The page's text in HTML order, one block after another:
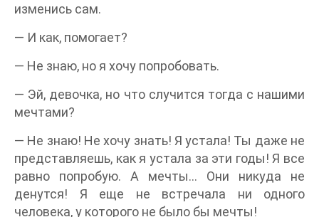
изменись сам.
— И как, помогает?
— Не знаю, но я хочу попробовать.
— Эй, девочка, но что случится тогда с нашими
мечтами?
— Не знаю! Не хочу знать! Я устала! Ты даже не
представляешь, как я устала за эти годы! Я все
равно попробую. А мечты… Они никуда не
денутся! Я еще не встречала ни одного
человека, у которого не было бы мечты!